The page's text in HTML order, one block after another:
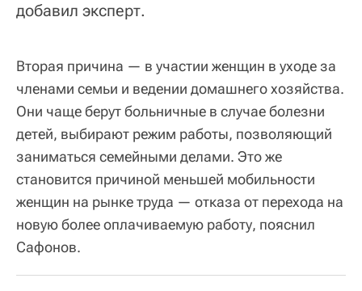
добавил эксперт.
Вторая причина — в участии женщин в уходе за
членами семьи и ведении домашнего хозяйства.
Они чаще берут больничные в случае болезни
детей, выбирают режим работы, позволяющий
заниматься семейными делами. Это же
становится причиной меньшей мобильности
женщин на рынке труда — отказа от перехода на
новую более оплачиваемую работу, пояснил
Сафонов.